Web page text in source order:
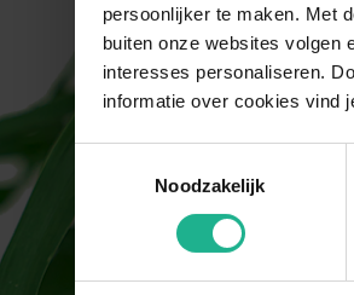
persoonlijker te maken. Met
buiten onze websites volgen
interesses personaliseren.
informatie over cookies vind
Noodzakelijk